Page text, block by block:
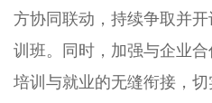
方协同联动，持续争取并
训班。同时，加强与企业
培训与就业的无缝衔接，